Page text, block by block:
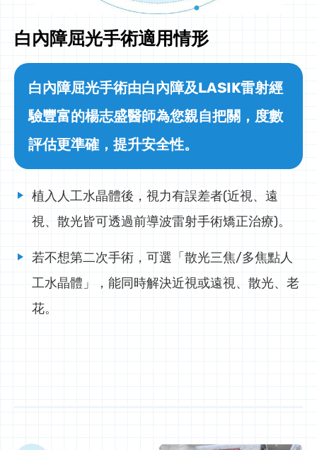
白內障屈光手術適用情形
白內障屈光手術由白內障及LASIK雷射經
驗豐富的楊志盛醫師為您親自把關，度數
評估更準確，提升安全性。
植入人工水晶體後，視力有誤差者(近視、遠
視、散光皆可透過前導波雷射手術矯正治療)。
若不想第二次手術，可選「散光三焦/多焦點人
工水晶體」，能同時解決近視或遠視、散光、老
花。